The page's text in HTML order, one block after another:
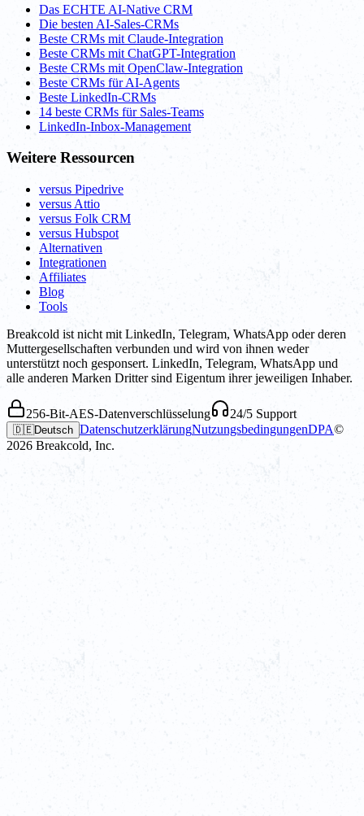
Das ECHTE AI-Native CRM
Die besten AI-Sales-CRMs
Beste CRMs mit Claude-Integration
Beste CRMs mit ChatGPT-Integration
Beste CRMs mit OpenClaw-Integration
Beste CRMs für AI-Agents
Beste LinkedIn-CRMs
14 beste CRMs für Sales-Teams
LinkedIn-Inbox-Management
Weitere Ressourcen
versus Pipedrive
versus Attio
versus Folk CRM
versus Hubspot
Alternativen
Integrationen
Affiliates
Blog
Tools
Breakcold ist nicht mit LinkedIn, Telegram, WhatsApp oder deren
Muttergesellschaften verbunden und wird von ihnen weder
unterstützt noch gesponsert. LinkedIn, Telegram, WhatsApp und
alle anderen Marken Dritter sind Eigentum ihrer jeweiligen Inhaber.
256-Bit-AES-Datenverschlüsselung 24/5 Support
🇩🇪Deutsch DatenschutzerklärungNutzungsbedingungenDPA©
2026 Breakcold, Inc.